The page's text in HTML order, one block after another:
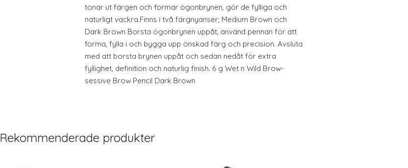
tonar ut färgen och formar ögonbrynen, gör de fylliga och
naturligt vackra.Finns i två färgnyanser; Medium Brown och
Dark Brown Borsta ögonbrynen uppåt, använd pennan för att
forma, fylla i och bygga upp önskad färg och precision. Avsluta
med att borsta brynen uppåt och sedan nedåt för extra
fyllighet, definition och naturlig finish. 6 g Wet n Wild Brow-
sessive Brow Pencil Dark Brown
Rekommenderade produkter